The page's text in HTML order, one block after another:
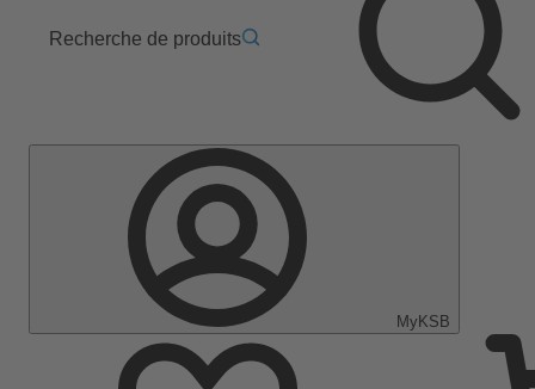
Recherche de produits
MyKSB